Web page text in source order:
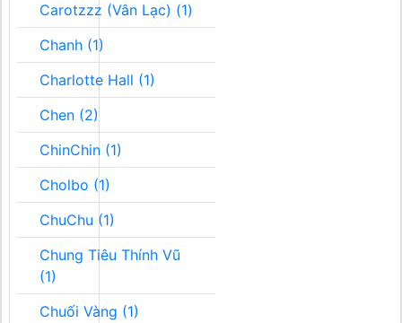
Carotzzz (Vân Lạc) (1)
Chanh (1)
Charlotte Hall (1)
Chen (2)
ChinChin (1)
Cholbo (1)
ChuChu (1)
Chung Tiêu Thính Vũ
(1)
Chuối Vàng (1)